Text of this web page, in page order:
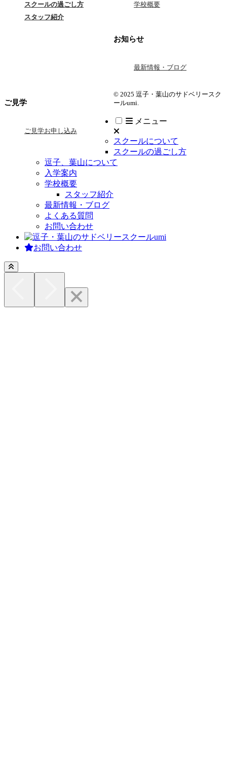
スクールの過ごし方
スタッフ紹介
学校概要
お知らせ
最新情報・ブログ
ご見学
ご見学お申し込み
© 2025 逗子・葉山のサドベリースク
ールumi.
メニュー
スクールについて
スクールの過ごし方
逗子、葉山について
入学案内
学校概要
スタッフ紹介
最新情報・ブログ
よくある質問
お問い合わせ
お問い合わせ